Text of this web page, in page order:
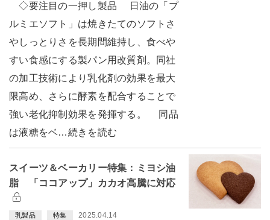
◇要注目の一押し製品 日油の「プ
ルミエソフト」は焼きたてのソフトさ
やしっとりさを長期間維持し、食べや
すい食感にする製パン用改質剤。同社
の加工技術により乳化剤の効果を最大
限高め、さらに酵素を配合することで
強い老化抑制効果を発揮する。 同品
は液糖をベ…続きを読む
スイーツ＆ベーカリー特集：ミヨシ油
脂 「ココアップ」カカオ高騰に対応
乳製品 特集 2025.04.14